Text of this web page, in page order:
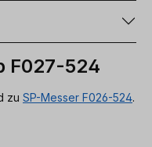
F027-524
zu SP-Messer F026-524.